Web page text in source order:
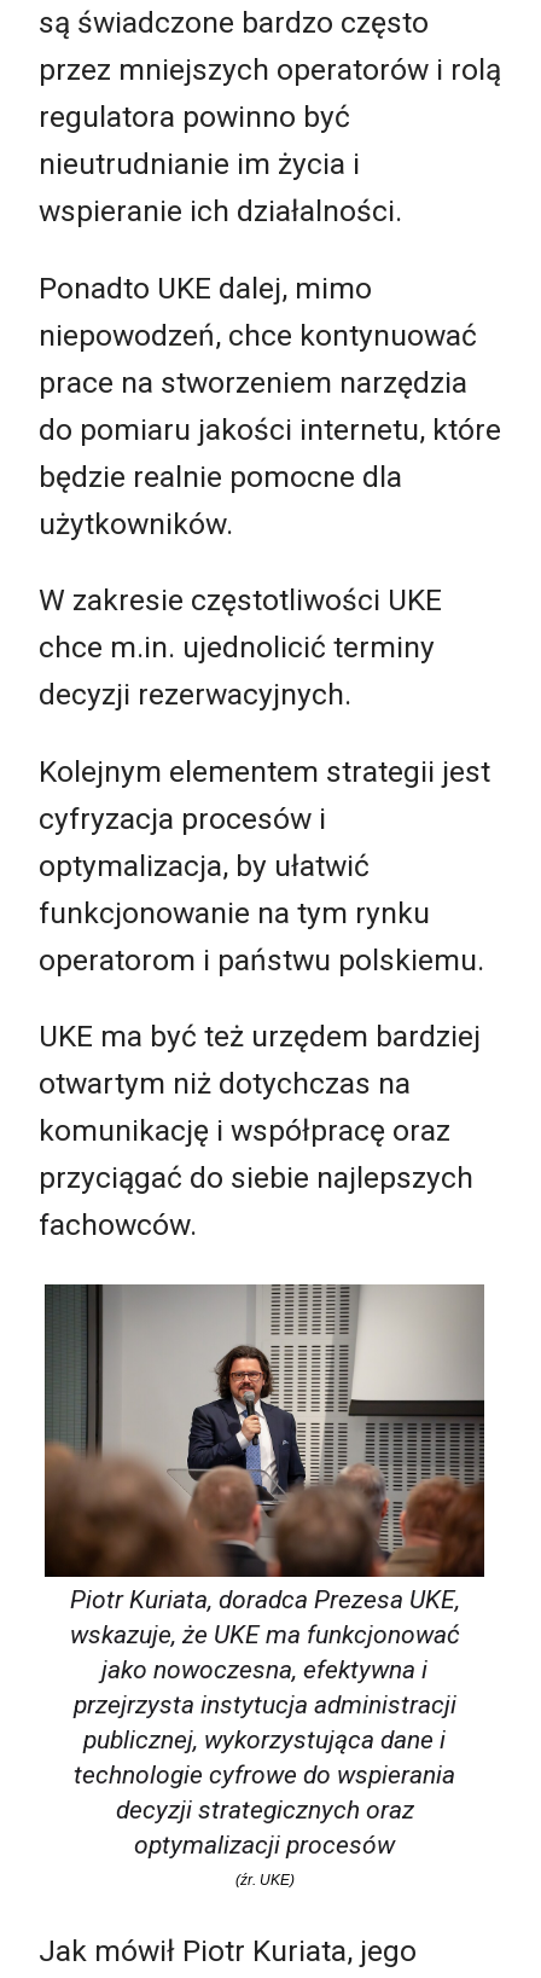
są świadczone bardzo często
przez mniejszych operatorów i rolą
regulatora powinno być
nieutrudnianie im życia i
wspieranie ich działalności.
Ponadto UKE dalej, mimo
niepowodzeń, chce kontynuować
prace na stworzeniem narzędzia
do pomiaru jakości internetu, które
będzie realnie pomocne dla
użytkowników.
W zakresie częstotliwości UKE
chce m.in. ujednolicić terminy
decyzji rezerwacyjnych.
Kolejnym elementem strategii jest
cyfryzacja procesów i
optymalizacja, by ułatwić
funkcjonowanie na tym rynku
operatorom i państwu polskiemu.
UKE ma być też urzędem bardziej
otwartym niż dotychczas na
komunikację i współpracę oraz
przyciągać do siebie najlepszych
fachowców.
Piotr Kuriata, doradca Prezesa UKE,
wskazuje, że UKE ma funkcjonować
jako nowoczesna, efektywna i
przejrzysta instytucja administracji
publicznej, wykorzystująca dane i
technologie cyfrowe do wspierania
decyzji strategicznych oraz
optymalizacji procesów
(źr. UKE)
Jak mówił Piotr Kuriata, jego